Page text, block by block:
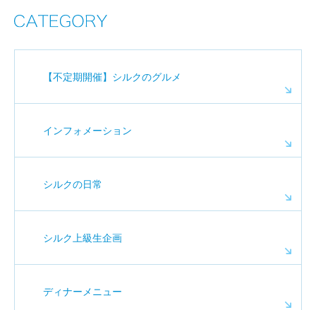
【不定期開催】シルクのグルメ
インフォメーション
シルクの日常
シルク上級生企画
ディナーメニュー